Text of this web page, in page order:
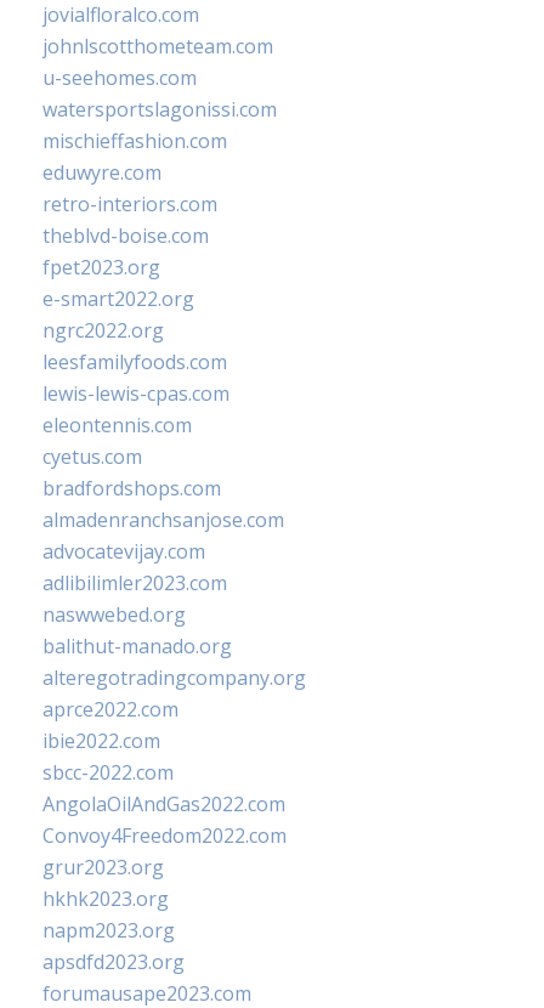
jovialfloralco.com
johnlscotthometeam.com
u-seehomes.com
watersportslagonissi.com
mischieffashion.com
eduwyre.com
retro-interiors.com
theblvd-boise.com
fpet2023.org
e-smart2022.org
ngrc2022.org
leesfamilyfoods.com
lewis-lewis-cpas.com
eleontennis.com
cyetus.com
bradfordshops.com
almadenranchsanjose.com
advocatevijay.com
adlibilimler2023.com
naswwebed.org
balithut-manado.org
alteregotradingcompany.org
aprce2022.com
ibie2022.com
sbcc-2022.com
AngolaOilAndGas2022.com
Convoy4Freedom2022.com
grur2023.org
hkhk2023.org
napm2023.org
apsdfd2023.org
forumausape2023.com